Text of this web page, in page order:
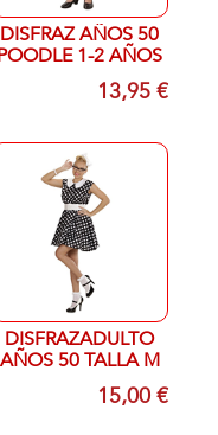
DISFRAZ AÑOS 50
1-2 AÑOS
13,95 €
DISFRAZADULTO
AÑOS 50 TALLA M
15,00 €